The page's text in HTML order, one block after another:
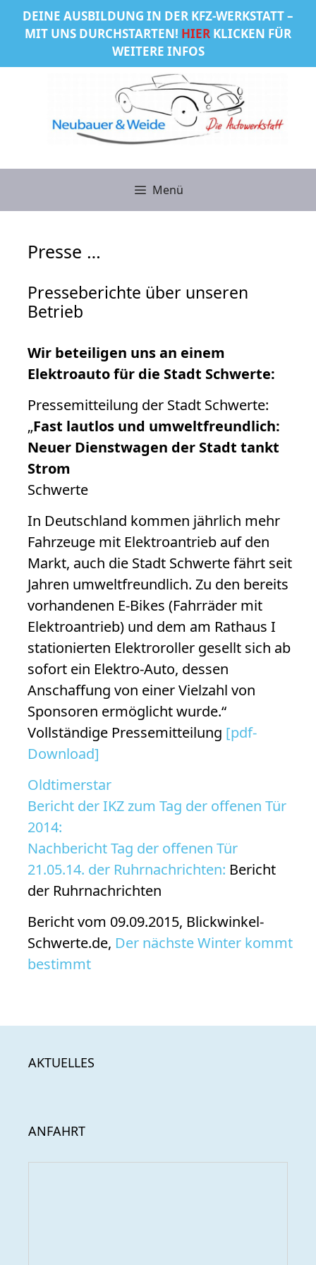
Zum
Inhalt
DEINE AUSBILDUNG IN DER KFZ-WERKSTATT –
MIT UNS DURCHSTARTEN! HIER KLICKEN FÜR
WEITERE INFOS
Menü
Presse …
Presseberichte über unseren
Betrieb
Wir beteiligen uns an einem
Elektroauto für die Stadt Schwerte:
Pressemitteilung der Stadt Schwerte:
„Fast lautlos und umweltfreundlich:
Neuer Dienstwagen der Stadt tankt
Strom
Schwerte
In Deutschland kommen jährlich mehr
Fahrzeuge mit Elektroantrieb auf den
Markt, auch die Stadt Schwerte fährt seit
Jahren umweltfreundlich. Zu den bereits
vorhandenen E-Bikes (Fahrräder mit
Elektroantrieb) und dem am Rathaus I
stationierten Elektroroller gesellt sich ab
sofort ein Elektro-Auto, dessen
Anschaffung von einer Vielzahl von
Sponsoren ermöglicht wurde.“
Vollständige Pressemitteilung [pdf-
Download]
Oldtimerstar
Bericht der IKZ zum Tag der offenen Tür
2014:
Nachbericht Tag der offenen Tür
21.05.14. der Ruhrnachrichten: Bericht
der Ruhrnachrichten
Bericht vom 09.09.2015, Blickwinkel-
Schwerte.de, Der nächste Winter kommt
bestimmt
AKTUELLES
ANFAHRT